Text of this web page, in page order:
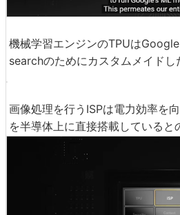
機械学習エンジンのTPUは
searchのためにカスタムメイドし